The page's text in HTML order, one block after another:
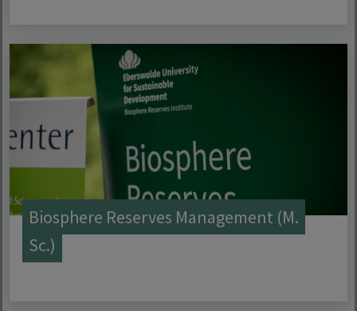
Biosphere Reserves Management (M.
Sc.)